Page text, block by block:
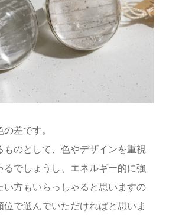
差です。
ものとして、色やデザインを重視
るでしょうし、エネルギー的に強
い方もいらっしゃると思いますの
位で選んでいただければと思いま